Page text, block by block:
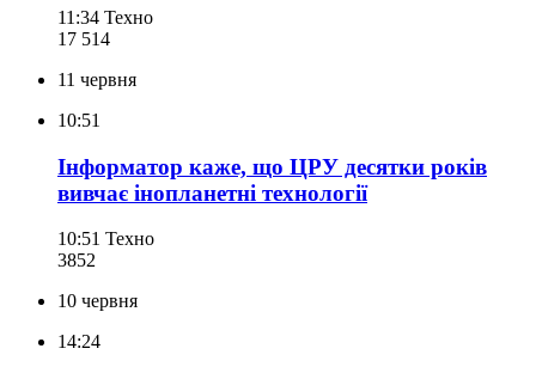
11:34 Техно
17 514
11 червня
10:51
Інформатор каже, що ЦРУ десятки років
вивчає інопланетні технології
10:51 Техно
3852
10 червня
14:24